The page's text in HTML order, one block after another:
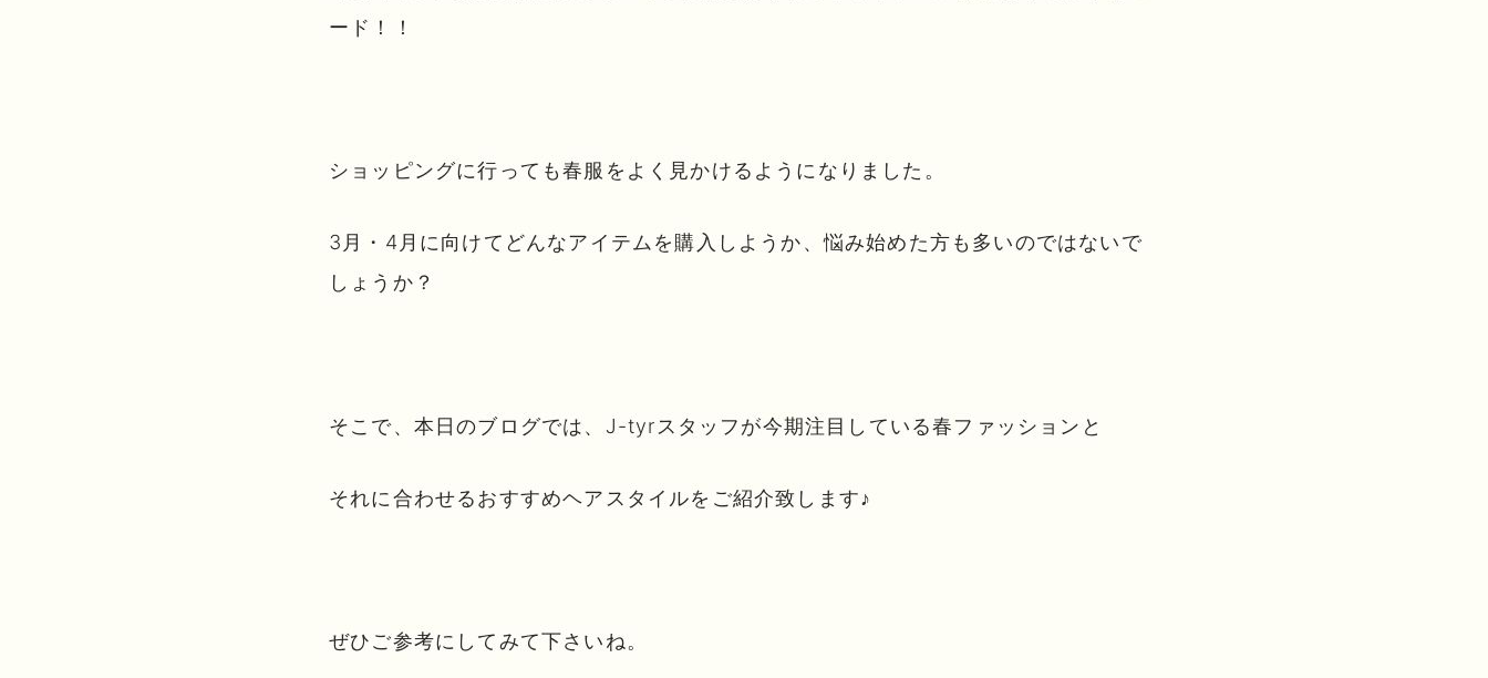
ード！！
ショッピングに行っても春服をよく見かけるようになりました。
3月・4月に向けてどんなアイテムを購入しようか、悩み始めた方も多いのではないで
しょうか？
そこで、本日のブログでは、J-tyrスタッフが今期注目している春ファッションと
それに合わせるおすすめヘアスタイルをご紹介致します♪
ぜひご参考にしてみて下さいね。